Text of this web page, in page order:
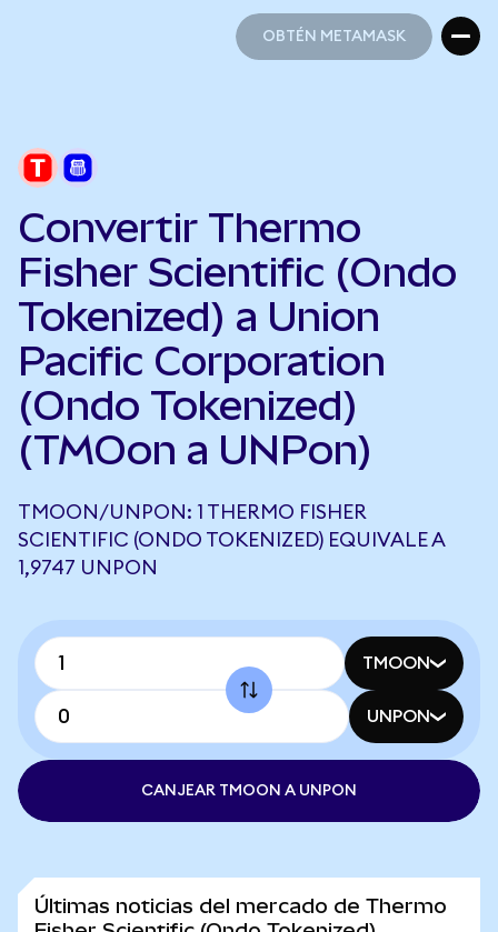
OBTÉN METAMASK
Convertir Thermo
Fisher Scientific (Ondo
Tokenized) a Union
Pacific Corporation
(Ondo Tokenized)
(TMOon a UNPon)
TMOON/UNPON: 1 THERMO FISHER
SCIENTIFIC (ONDO TOKENIZED) EQUIVALE A
1,9747 UNPON
TMOON
UNPON
CANJEAR TMOON A UNPON
Últimas noticias del mercado de Thermo